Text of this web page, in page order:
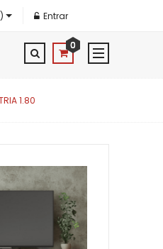
Entrar
0
1.80